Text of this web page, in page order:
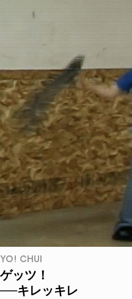
YO! CHUI
ゲッツ！
──キレッキレ